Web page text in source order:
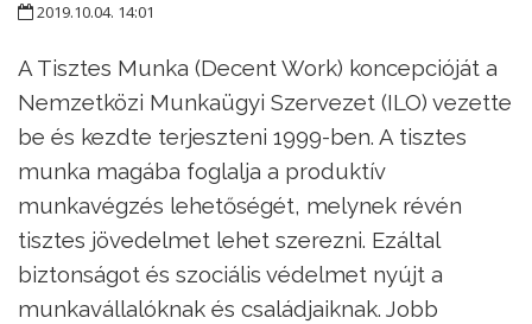
2019.10.04. 14:01
A Tisztes Munka (Decent Work) koncepcióját a
Nemzetközi Munkaügyi Szervezet (ILO) vezette
be és kezdte terjeszteni 1999-ben. A tisztes
munka magába foglalja a produktív
munkavégzés lehetőségét, melynek révén
tisztes jövedelmet lehet szerezni. Ezáltal
biztonságot és szociális védelmet nyújt a
munkavállalóknak és családjaiknak. Jobb